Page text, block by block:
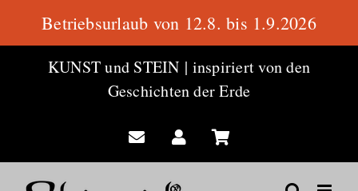
KUNST und STEIN | inspiriert von den
Geschichten der Erde
Betriebsurlaub von 12.8. bis 1.9.2026